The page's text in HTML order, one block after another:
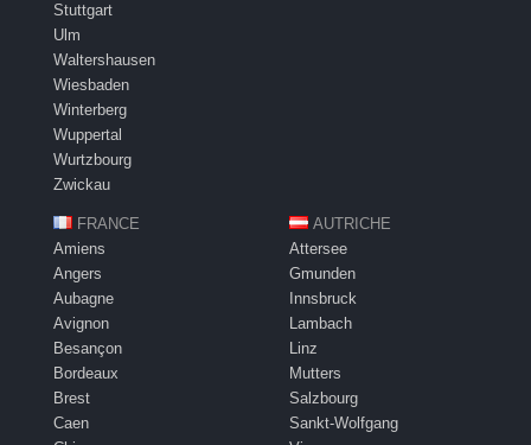
Stuttgart
Ulm
Waltershausen
Wiesbaden
Winterberg
Wuppertal
Wurtzbourg
Zwickau
FRANCE
Amiens
Angers
Aubagne
Avignon
Besançon
Bordeaux
Brest
Caen
AUTRICHE
Attersee
Gmunden
Innsbruck
Lambach
Linz
Mutters
Salzbourg
Sankt-Wolfgang